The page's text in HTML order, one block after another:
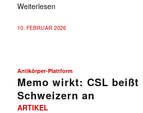
Weiterlesen
10. FEBRUAR 2026
Antikörper-Plattform
Memo wirkt: CSL beißt
Schweizern an
ARTIKEL